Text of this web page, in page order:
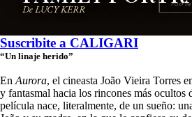
De LUCY KERR
Suscribite a CALIGARI
“Un linaje herido”
En Aurora, el cineasta João Vieira Torres
y fantasmal hacia los rincones más ocultos
película nace, literalmente, de un sueño: